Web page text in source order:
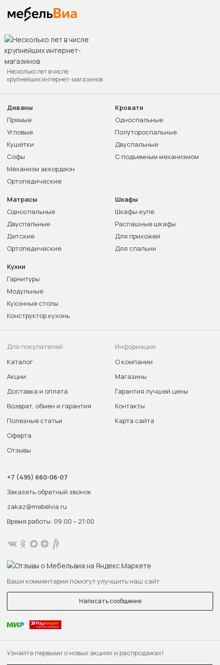
Узнайте первыми о новых акциях и распродажах!
Несколько лет в числе
крупнейших интернет-магазинов
Диваны
Прямые
Угловые
Кушетки
Софы
Механизм аккордеон
Ортопедические
Кровати
Односпальные
Полутороспальные
Двуспальные
С подъемным механизмом
Матрасы
Односпальные
Двуспальные
Детские
Ортопедические
Шкафы
Шкафы-купе
Распашные шкафы
Для прихожей
Для спальни
Кухни
Гарнитуры
Модульные
Кухонные столы
Конструктор кухонь
Для покупателей
Каталог
Акции
Доставка и оплата
Возврат, обмен и гарантия
Полезные статьи
Оферта
Отзывы
Информация
О компании
Магазины
Гарантия лучшей цены
Контакты
Карта сайта
+7 (495) 660-06-07
Заказать обратный звонок
zakaz@mebelvia.ru
Время работы: 09:00 – 21:00
Ваши комментарии помогут улучшить наш сайт
Написать сообщение